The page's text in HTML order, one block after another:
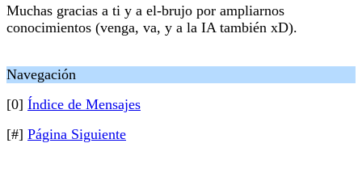
Muchas gracias a ti y a el-brujo por ampliarnos
conocimientos (venga, va, y a la IA también xD).
Navegación
[0] Índice de Mensajes
[#] Página Siguiente